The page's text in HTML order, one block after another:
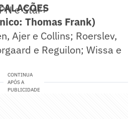
e Star+
Thomas Frank)
Ajer e Collins; Roerslev,
e Reguilon; Wissa e
CONTINUA
APÓS A
PUBLICIDADE